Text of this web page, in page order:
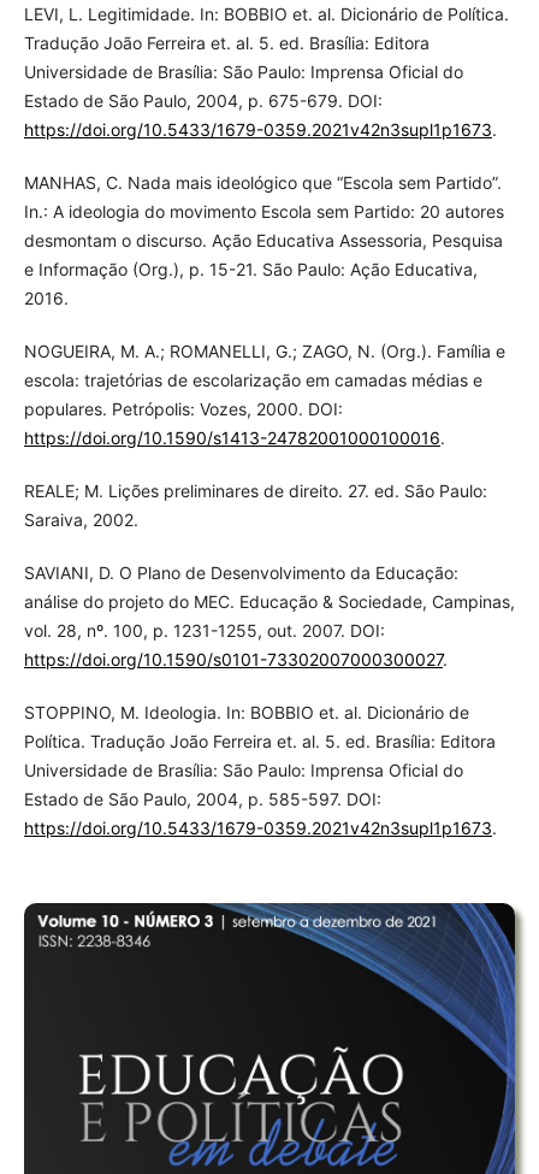
LEVI, L. Legitimidade. In: BOBBIO et. al. Dicionário de Política.
Tradução João Ferreira et. al. 5. ed. Brasília: Editora
Universidade de Brasília: São Paulo: Imprensa Oficial do
Estado de São Paulo, 2004, p. 675-679. DOI:
https://doi.org/10.5433/1679-0359.2021v42n3supl1p1673.
MANHAS, C. Nada mais ideológico que “Escola sem Partido”.
In.: A ideologia do movimento Escola sem Partido: 20 autores
desmontam o discurso. Ação Educativa Assessoria, Pesquisa
e Informação (Org.), p. 15-21. São Paulo: Ação Educativa,
2016.
NOGUEIRA, M. A.; ROMANELLI, G.; ZAGO, N. (Org.). Família e
escola: trajetórias de escolarização em camadas médias e
populares. Petrópolis: Vozes, 2000. DOI:
https://doi.org/10.1590/s1413-24782001000100016.
REALE; M. Lições preliminares de direito. 27. ed. São Paulo:
Saraiva, 2002.
SAVIANI, D. O Plano de Desenvolvimento da Educação:
análise do projeto do MEC. Educação & Sociedade, Campinas,
vol. 28, nº. 100, p. 1231-1255, out. 2007. DOI:
https://doi.org/10.1590/s0101-73302007000300027.
STOPPINO, M. Ideologia. In: BOBBIO et. al. Dicionário de
Política. Tradução João Ferreira et. al. 5. ed. Brasília: Editora
Universidade de Brasília: São Paulo: Imprensa Oficial do
Estado de São Paulo, 2004, p. 585-597. DOI:
https://doi.org/10.5433/1679-0359.2021v42n3supl1p1673.